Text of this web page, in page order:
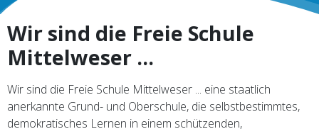
Wir sind die Freie Schule
Mittelweser ...
Wir sind die Freie Schule Mittelweser ... eine staatlich
anerkannte Grund- und Oberschule, die selbstbestimmtes,
demokratisches Lernen in einem schützenden,